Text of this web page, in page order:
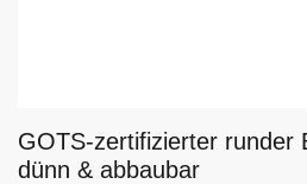
GOTS-zertifizierter runder
dünn & abbaubar